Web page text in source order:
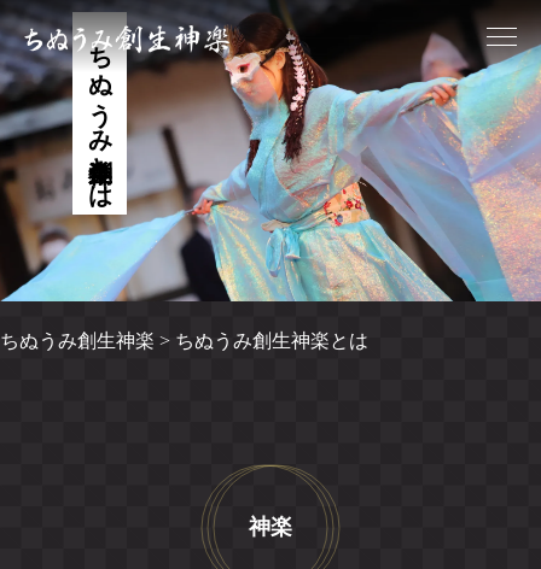
ちぬうみ創生神楽とは
ちぬうみ創生神楽 > ちぬうみ創生神楽とは
神楽